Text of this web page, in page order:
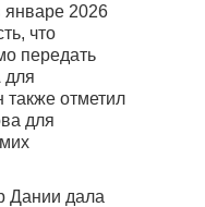
2026
что
передать
для
отметил
для
Дании дала